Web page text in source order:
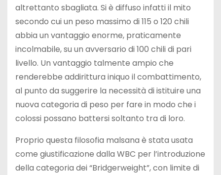
altrettanto sbagliata. Si è diffuso infatti il mito
secondo cui un peso massimo di 115 o 120 chili
abbia un vantaggio enorme, praticamente
incolmabile, su un avversario di 100 chili di pari
livello. Un vantaggio talmente ampio che
renderebbe addirittura iniquo il combattimento,
al punto da suggerire la necessità di istituire una
nuova categoria di peso per fare in modo che i
colossi possano battersi soltanto tra di loro.
Proprio questa filosofia malsana è stata usata
come giustificazione dalla WBC per l’introduzione
della categoria dei “Bridgerweight”, con limite di